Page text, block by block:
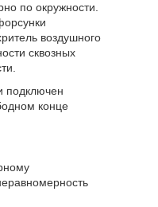
по окружности.
воздушного
сквозных
подключен
конце